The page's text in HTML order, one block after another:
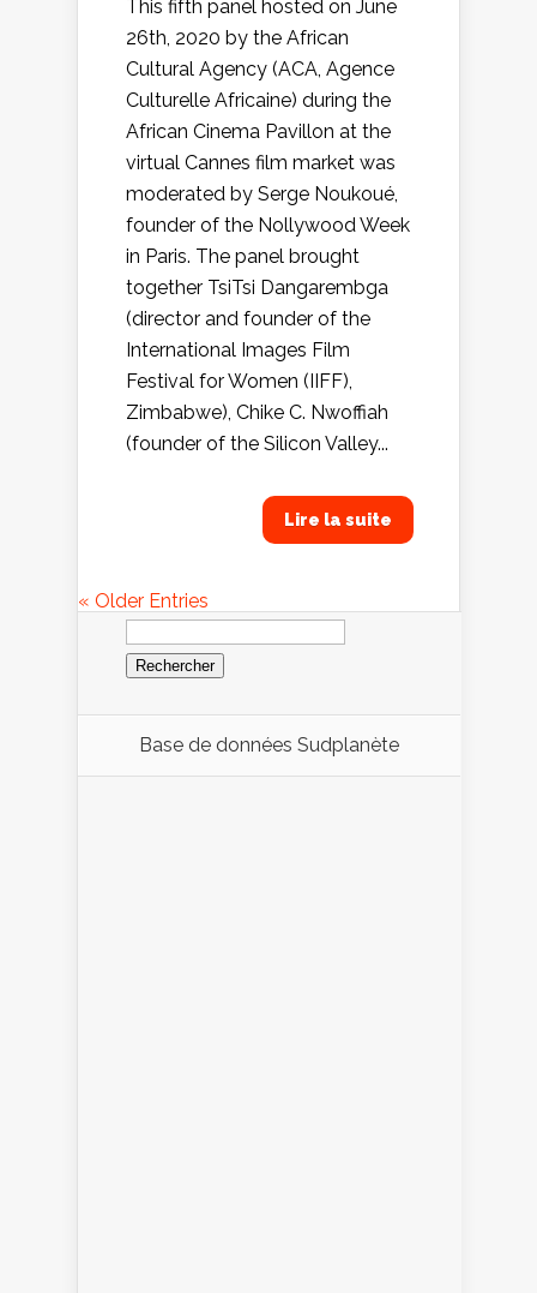
This fifth panel hosted on June
26th, 2020 by the African
Cultural Agency (ACA, Agence
Culturelle Africaine) during the
African Cinema Pavillon at the
virtual Cannes film market was
moderated by Serge Noukoué,
founder of the Nollywood Week
in Paris. The panel brought
together TsiTsi Dangarembga
(director and founder of the
International Images Film
Festival for Women (IIFF),
Zimbabwe), Chike C. Nwoffiah
(founder of the Silicon Valley...
Lire la suite
« Older Entries
Rechercher :
Base de données Sudplanète